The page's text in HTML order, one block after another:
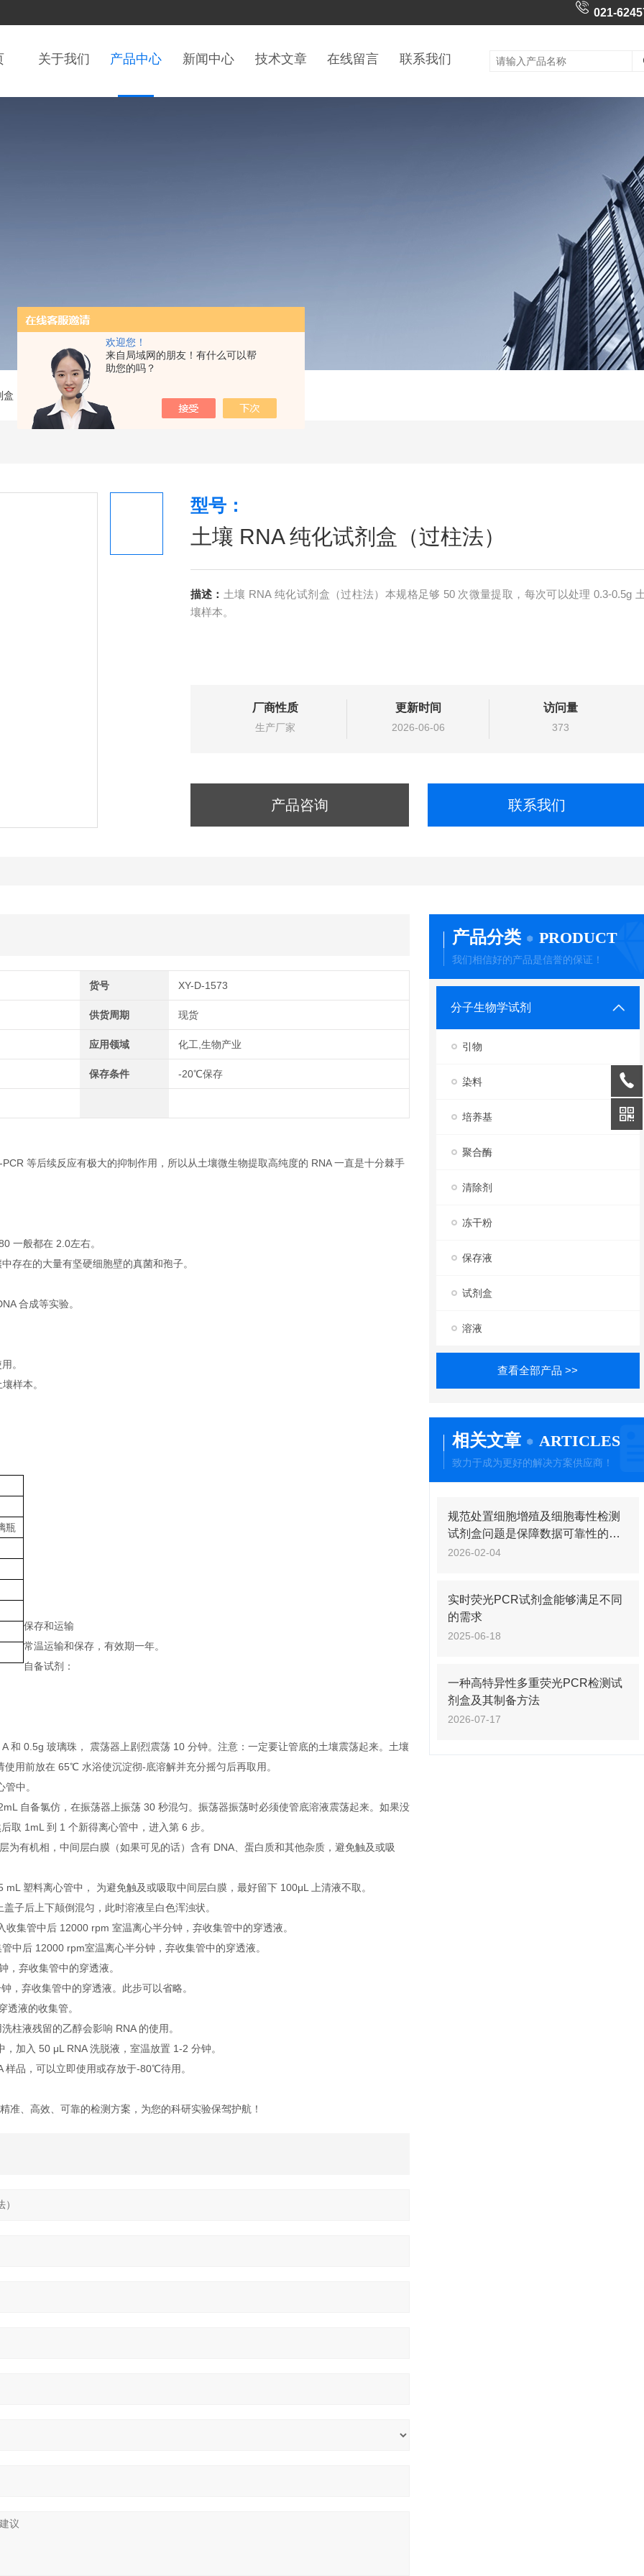
欢迎您！
来自局域网的朋友！有什么可以帮
助您的吗？
021-
关于我们 产品中心 新闻中心 技术文章 在线留言 联系我们
盒 土壤 RNA 纯化试剂盒（过柱法）
型号：
土壤 RNA 纯化试剂盒（过柱法）
描述： 土壤 RNA 纯化试剂盒（过柱法）本规格足够 50 次微量提取，每次可以处理 0.3-0.5g
壤样本。
厂商性质
生产厂家
更新时间
2026-06-06
访问量
373
产品咨询 联系我们
货号 XY-D-1573
供货周期 现货
应用领域 化工,生物产业
保存条件 -20℃保存
等后续反应有极大的抑制作用，所以从土壤微生物提取高纯度的 RNA 一直是十分棘手
一般都在 2.0左右。
存在的大量有坚硬细胞壁的真菌和孢子。
合成等实验。
。
样本。
瓶
保存和运输
常温运输和保存，有效期一年。
自备试剂：
和 0.5g 玻璃珠， 震荡器上剧烈震荡 10 分钟。注意：一定要让管底的土壤震荡起来。土壤
用前放在 65℃ 水浴使沉淀彻-底溶解并充分摇匀后再取用。
中。
自备氯仿，在振荡器上振荡 30 秒混匀。振荡器振荡时必须使管底溶液震荡起来。如果没
取 1mL 到 1 个新得离心管中，进入第 6 步。
有机相，中间层白膜（如果可见的话）含有 DNA、蛋白质和其他杂质，避免触及或吸
塑料离心管中， 为避免触及或吸取中间层白膜，最好留下 100μL 上清液不取。
子后上下颠倒混匀，此时溶液呈白色浑浊状。
集管中后 12000 rpm 室温离心半分钟，弃收集管中的穿透液。
中后 12000 rpm室温离心半分钟，弃收集管中的穿透液。
弃收集管中的穿透液。
，弃收集管中的穿透液。此步可以省略。
液的收集管。
柱液残留的乙醇会影响 RNA 的使用。
加入 50 μL RNA 洗脱液，室温放置 1-2 分钟。
品，可以立即使用或存放于-80℃待用。
准、高效、可靠的检测方案，为您的科研实验保驾护航！
产品分类 PRODUCT
我们相信好的产品是信誉的保证！
分子生物学试剂
引物
染料
培养基
聚合酶
清除剂
冻干粉
保存液
试剂盒
溶液
查看全部产品 >>
相关文章 ARTICLES
致力于成为更好的解决方案供应商！
规范处置细胞增殖及细胞毒性检测
试剂盒问题是保障数据可靠性的关
键
2026-02-04
实时荧光PCR试剂盒能够满足不同
的需求
2025-06-18
一种高特异性多重荧光PCR检测试
剂盒及其制备方法
2026-07-17